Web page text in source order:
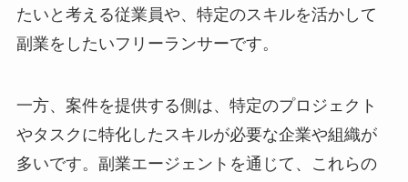
たいと考える従業員や、特定のスキルを活かして
副業をしたいフリーランサーです。
一方、案件を提供する側は、特定のプロジェクト
やタスクに特化したスキルが必要な企業や組織が
多いです。副業エージェントを通じて、これらの